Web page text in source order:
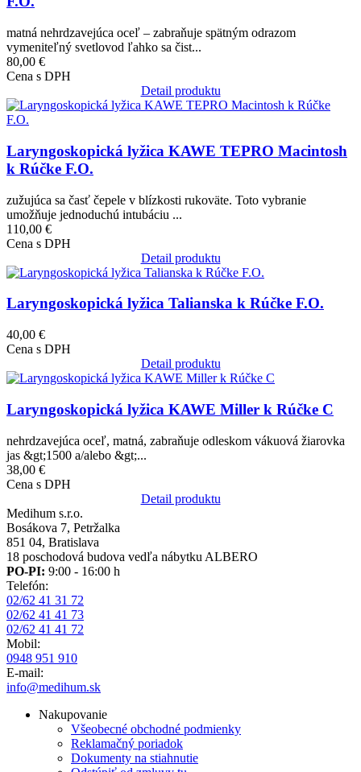
matná nehrdzavejúca oceľ – zabraňuje spätným odrazom
vymeniteľný svetlovod ľahko sa čist...
80,00 €
Cena s DPH
Detail produktu
Obrázok
Laryngoskopická lyžica KAWE TEPRO Macintosh
k Rúčke F.O.
zužujúca sa časť čepele v blízkosti rukoväte. Toto vybranie
umožňuje jednoduchú intubáciu ...
110,00 €
Cena s DPH
Detail produktu
Obrázok
Laryngoskopická lyžica Talianska k Rúčke F.O.
40,00 €
Cena s DPH
Detail produktu
Obrázok
Laryngoskopická lyžica KAWE Miller k Rúčke C
nehrdzavejúca oceľ, matná, zabraňuje odleskom vákuová žiarovka
jas &gt;1500 a/alebo &gt;...
38,00 €
Cena s DPH
Detail produktu
Medihum s.r.o.
Bosákova 7, Petržalka
851 04, Bratislava
18 poschodová budova vedľa nábytku ALBERO
PO-PI: 9:00 - 16:00 h
Telefón:
02/62 41 31 72
02/62 41 41 73
02/62 41 41 72
Mobil:
0948 951 910
E-mail:
info@medihum.sk
Nakupovanie
Všeobecné obchodné podmienky
Reklamačný poriadok
Dokumenty na stiahnutie